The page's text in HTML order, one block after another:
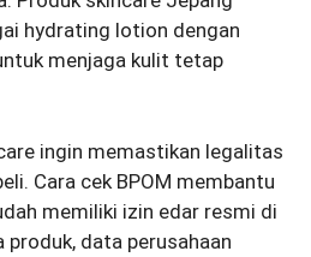
hydrating lotion dengan
menjaga kulit tetap
ingin memastikan legalitas
Cara cek BPOM membantu
memiliki izin edar resmi di
produk, data perusahaan